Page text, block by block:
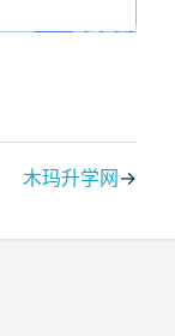
木玛升学网 →